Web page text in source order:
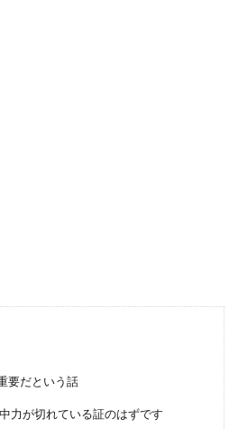
要だという話
力が切れている証のはずです